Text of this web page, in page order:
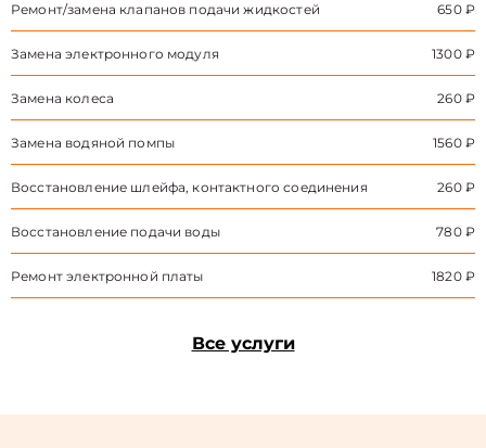
Ремонт/замена клапанов подачи жидкостей 650 ₽
Замена электронного модуля 1300 ₽
Замена колеса 260 ₽
Замена водяной помпы 1560 ₽
Восстановление шлейфа, контактного соединения 260 ₽
Восстановление подачи воды 780 ₽
Ремонт электронной платы 1820 ₽
Все услуги